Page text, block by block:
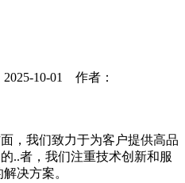
10-01 作者：
，我们致力于为客户提供高品
..者，我们注重技术创新和服
决方案。